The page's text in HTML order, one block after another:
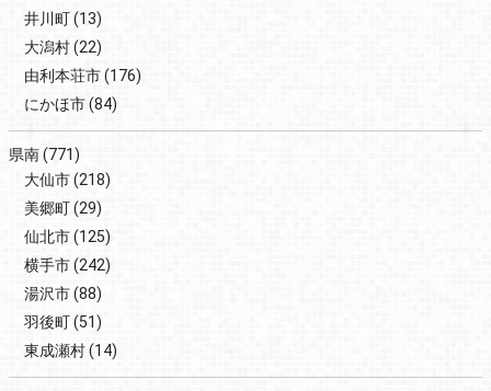
井川町(13)
大潟村(22)
由利本荘市(176)
にかほ市(84)
県南(771)
大仙市(218)
美郷町(29)
仙北市(125)
横手市(242)
湯沢市(88)
羽後町(51)
東成瀬村(14)